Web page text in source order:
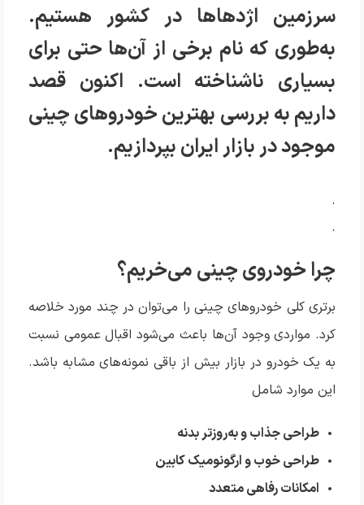
سرزمین اژدهاها در کشور هستیم.
به‌طوری که نام برخی از آن‌ها حتی برای
بسیاری ناشناخته است. اکنون قصد
داریم به بررسی بهترین خودروهای چینی
موجود در بازار ایران بپردازیم.
.
.
چرا خودروی چینی می‌خریم؟
برتری کلی خودروهای چینی را می‌توان در چند مورد خلاصه
کرد. مواردی وجود آن‌ها باعث می‌شود اقبال عمومی نسبت
به یک خودرو در بازار بیش از باقی نمونه‌های مشابه باشد.
این موارد شامل
طراحی جذاب و به‌روز‌تر بدنه
طراحی خوب و ارگونومیک کابین
امکانات رفاهی متعدد